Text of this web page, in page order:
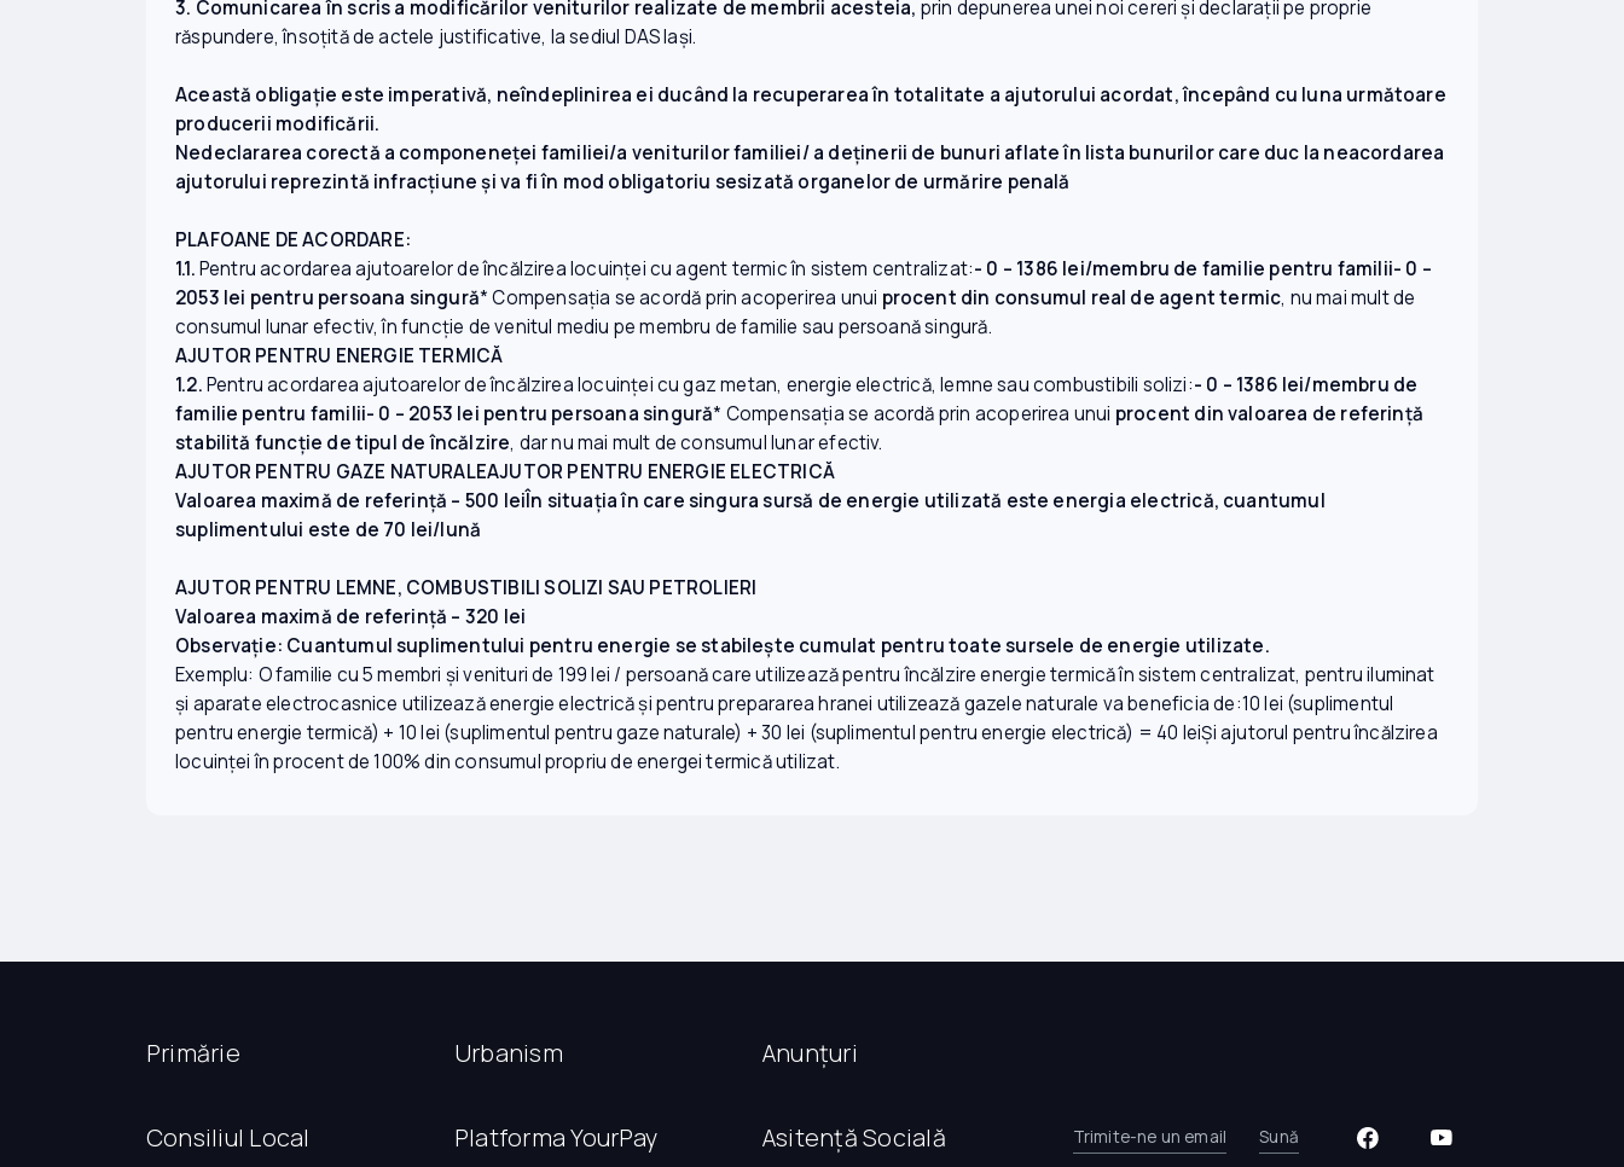
3. Comunicarea în scris a modificărilor veniturilor realizate de membrii acesteia, prin depunerea unei noi cereri şi declaraţii pe proprie
răspundere, însoţită de actele justificative, la sediul DAS Iaşi.
Această obligaţie este imperativă, neîndeplinirea ei ducând la recuperarea în totalitate a ajutorului acordat, începând cu luna următoare
producerii modificării.
Nedeclararea corectă a componeneţei familiei/a veniturilor familiei/ a deţinerii de bunuri aflate în lista bunurilor care duc la neacordarea
ajutorului reprezintă infracţiune şi va fi în mod obligatoriu sesizată organelor de urmărire penală
PLAFOANE DE ACORDARE:
1.1.Pentru acordarea ajutoarelor de încălzirea locuinţei cu agent termic în sistem centralizat:- 0 – 1386 lei/membru de familie pentru familii- 0 –
2053 lei pentru persoana singură* Compensaţia se acordă prin acoperirea unui procent din consumul real de agent termic, nu mai mult de
consumul lunar efectiv, în funcţie de venitul mediu pe membru de familie sau persoană singură.
AJUTOR PENTRU ENERGIE TERMICĂ
1.2.Pentru acordarea ajutoarelor de încălzirea locuinţei cu gaz metan, energie electrică, lemne sau combustibili solizi:- 0 – 1386 lei/membru de
familie pentru familii- 0 – 2053 lei pentru persoana singură* Compensaţia se acordă prin acoperirea unui procent din valoarea de referință
stabilită funcție de tipul de încălzire, dar nu mai mult de consumul lunar efectiv.
AJUTOR PENTRU GAZE NATURALEAJUTOR PENTRU ENERGIE ELECTRICĂ
Valoarea maximă de referință – 500 leiÎn situația în care singura sursă de energie utilizată este energia electrică, cuantumul
suplimentului este de 70 lei/lună
AJUTOR PENTRU LEMNE, COMBUSTIBILI SOLIZI SAU PETROLIERI
Valoarea maximă de referință – 320 lei
Observație: Cuantumul suplimentului pentru energie se stabilește cumulat pentru toate sursele de energie utilizate.
Exemplu: O familie cu 5 membri și venituri de 199 lei / persoană care utilizează pentru încălzire energie termică în sistem centralizat, pentru iluminat
și aparate electrocasnice utilizează energie electrică și pentru prepararea hranei utilizează gazele naturale va beneficia de:10 lei (suplimentul
pentru energie termică) + 10 lei (suplimentul pentru gaze naturale) + 30 lei (suplimentul pentru energie electrică) = 40 leiȘi ajutorul pentru încălzirea
locuinței în procent de 100% din consumul propriu de energei termică utilizat.
Primărie Urbanism Anunțuri
Consiliul Local Platforma YourPay Asitență Socială Trimite-ne un email Sună